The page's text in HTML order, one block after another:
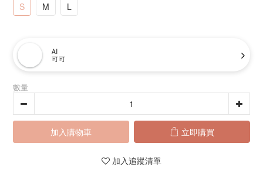
S M L
AI
可可
數量
加入購物車 立即購買
加入追蹤清單